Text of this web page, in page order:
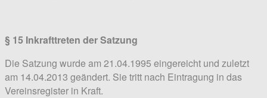
§ 15 Inkrafttreten der Satzung
Die Satzung wurde am 21.04.1995 eingereicht und zuletzt
am 14.04.2013 geändert. Sie tritt nach Eintragung in das
Vereinsregister in Kraft.